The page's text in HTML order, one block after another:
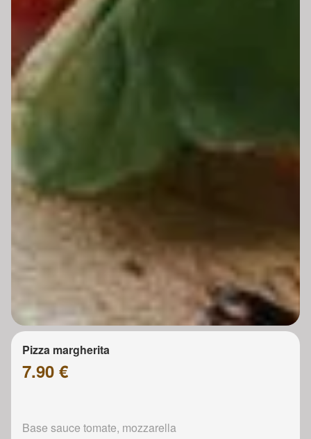
Pizza margherita
7.90 €
Base sauce tomate, mozzarella